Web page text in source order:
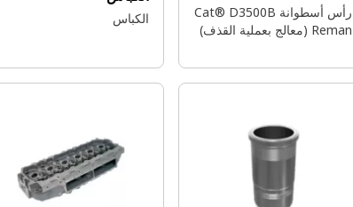
رأس أسطوانة Cat® D3500B
Reman (معالج بعملية القذف)
الكباس